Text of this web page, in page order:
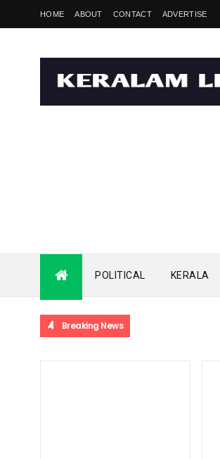
HOME ABOUT CONTACT ADVERTISE
POLITICAL KERALA
Breaking News